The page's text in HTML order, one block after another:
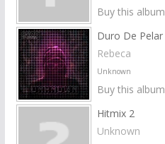
Buy this album
Duro De Pelar
Rebeca
Unknown
Buy this album
Hitmix 2
Unknown